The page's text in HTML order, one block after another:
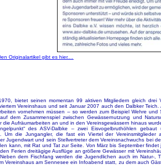
Originalartikel gibt es hier....
bietet seinen momentan 99 aktiven Mitgliedern gleich drei
Vereinshaus und seit Januar 2007 auch den Dalbker Teich.
vornehmen müssen – so werden zum Beispiel Wehre und
dem Zusammenspiel zwischen Gewässernutzung und
Aufräumarbeiten an und in den Vereinsgewässern hinaus
des ASV-Dalbke – zwei Eisvogelbruthöhlen gebaut
Um die Jungangler, die fast ein Viertel der Vereinsmitglieder
Jugendwart und sein Stellvertreter dem Vereinsnachwuchs bei
kann, mit Rat und Tat zur Seite. Von März bis September
Ferien dreitägige Ausflüge an größere Gewässer mit
dem Fischfang werden die Jugendlichen auch im Natur-,
Vereinshaus am Sennesee ein Infoabend statt, zu dem auch